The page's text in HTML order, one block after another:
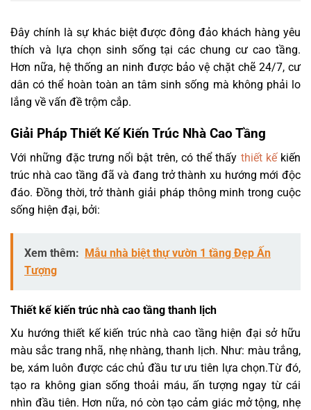
Đây chính là sự khác biệt được đông đảo khách hàng yêu
thích và lựa chọn sinh sống tại các chung cư cao tầng.
Hơn nữa, hệ thống an ninh được bảo vệ chặt chẽ 24/7, cư
dân có thể hoàn toàn an tâm sinh sống mà không phải lo
lắng về vấn đề trộm cắp.
Giải Pháp Thiết Kế Kiến Trúc Nhà Cao Tầng
Với những đặc trưng nổi bật trên, có thể thấy thiết kếkiến
trúc nhà cao tầng đã và đang trở thành xu hướng mới độc
đáo. Đồng thời, trở thành giải pháp thông minh trong cuộc
sống hiện đại, bởi:
Xem thêm: Mẫu nhà biệt thự vườn 1 tầng Đẹp Ấn
Tượng
Thiết kế kiến trúc nhà cao tầng thanh lịch
Xu hướng thiết kế kiến trúc nhà cao tầng hiện đại sở hữu
màu sắc trang nhã, nhẹ nhàng, thanh lịch. Như: màu trắng,
be, xám luôn được các chủ đầu tư ưu tiên lựa chọn.Từ đó,
tạo ra không gian sống thoải máu, ấn tượng ngay từ cái
nhìn đầu tiên. Hơn nữa, nó còn tạo cảm giác mở tộng, nhẹ